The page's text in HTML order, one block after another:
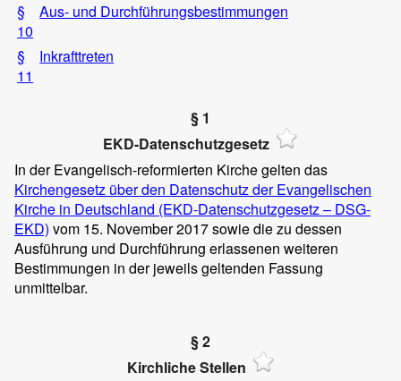
§
10
Aus- und Durchführungsbestimmungen
§
11
Inkrafttreten
§ 1
EKD-Datenschutzgesetz
In der Evangelisch-reformierten Kirche gelten das
Kirchengesetz über den Datenschutz der Evangelischen
Kirche in Deutschland (EKD-Datenschutzgesetz – DSG-
EKD) vom 15. November 2017 sowie die zu dessen
Ausführung und Durchführung erlassenen weiteren
Bestimmungen in der jeweils geltenden Fassung
unmittelbar.
§ 2
Kirchliche Stellen